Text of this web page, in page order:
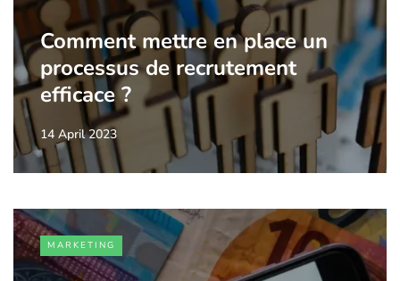
Comment mettre en place un
processus de recrutement
efficace ?
14 April 2023
MARKETING